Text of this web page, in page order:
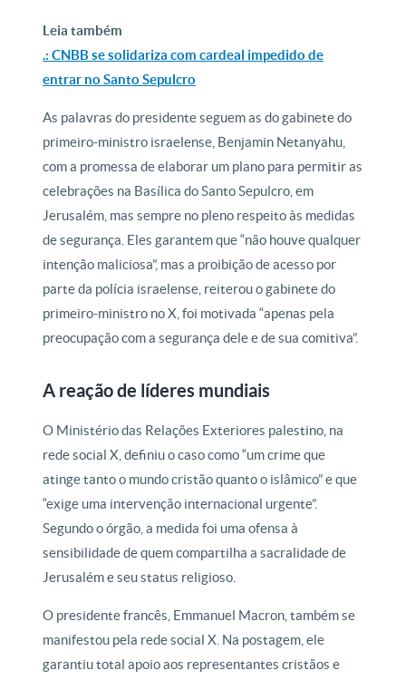
Leia também
.: CNBB se solidariza com cardeal impedido de
entrar no Santo Sepulcro
As palavras do presidente seguem as do gabinete do
primeiro-ministro israelense, Benjamin Netanyahu,
com a promessa de elaborar um plano para permitir as
celebrações na Basílica do Santo Sepulcro, em
Jerusalém, mas sempre no pleno respeito às medidas
de segurança. Eles garantem que “não houve qualquer
intenção maliciosa”, mas a proibição de acesso por
parte da polícia israelense, reiterou o gabinete do
primeiro-ministro no X, foi motivada “apenas pela
preocupação com a segurança dele e de sua comitiva”.
A reação de líderes mundiais
O Ministério das Relações Exteriores palestino, na
rede social X, definiu o caso como “um crime que
atinge tanto o mundo cristão quanto o islâmico” e que
“exige uma intervenção internacional urgente”.
Segundo o órgão, a medida foi uma ofensa à
sensibilidade de quem compartilha a sacralidade de
Jerusalém e seu status religioso.
O presidente francês, Emmanuel Macron, também se
manifestou pela rede social X. Na postagem, ele
garantiu total apoio aos representantes cristãos e